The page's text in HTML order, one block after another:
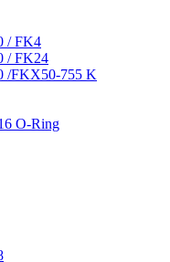
/ FK4
/ FK24
/FKX50-755 K
O-Ring